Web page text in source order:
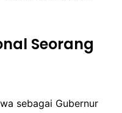
Seorang
sebagai Gubernur